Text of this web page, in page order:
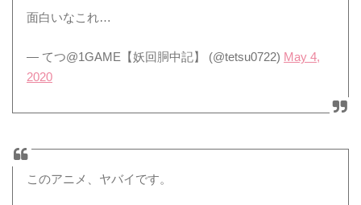
面白いなこれ…
— てつ@1GAME【妖回胴中記】 (@tetsu0722) May 4,
2020
このアニメ、ヤバイです。